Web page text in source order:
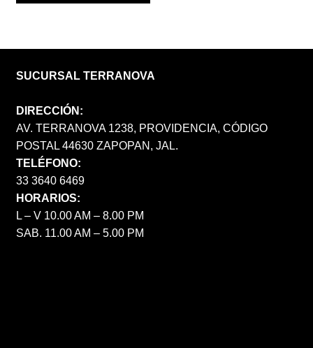
SUCURSAL TERRANOVA
DIRECCIÓN:
AV. TERRANOVA 1238, PROVIDENCIA, CÓDIGO
POSTAL 44630 ZAPOPAN, JAL.
TELÉFONO:
33 3640 6469
HORARIOS:
L – V 10.00 AM – 8.00 PM
SAB. 11.00 AM – 5.00 PM